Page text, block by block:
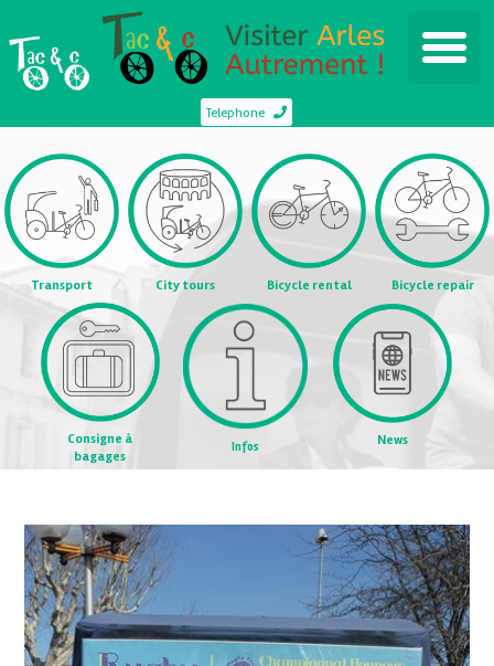
Telephone
Transport City tours Bicycle rental Bicycle repair
Consigne à
bagages
Infos News